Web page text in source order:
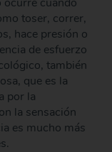
toser, correr,
hace presión o
de esfuerzo
también
que es la
por la
la sensación
es mucho más